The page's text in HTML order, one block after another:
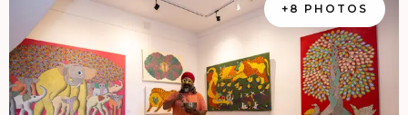
+8 PHOTOS